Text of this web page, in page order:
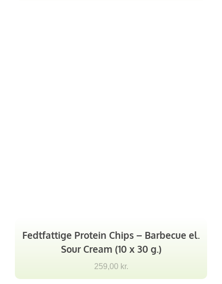
Fedtfattige Protein Chips – Barbecue el.
Sour Cream (10 x 30 g.)
259,00 kr.